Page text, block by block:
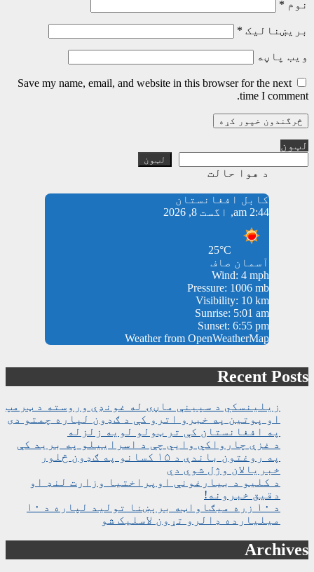
نوم *
بریښنالیک *
ویب پاڼه
Save my name, email, and website in this browser for the next
time I comment.
لټون
لټون
د هوا حالت
کابل افغانستان
2:44 am, اگست 8, 2026
25°C
آسمان صاف
Wind: 4 mph
Pressure: 1006 mb
Visibility: 10 km
Sunrise: 5:01 am
Sunset: 6:55 pm
Weather from OpenWeatherMap
Recent Posts
زیلینسکي د سپینې ماڼۍ له غونډې وروسته د ټرمپ
او پوتین په خبرو اترو کې د ګډون لپاره چمتو دی
په افغانستان کې تر ټولو لویه زلزله
د غزې چارواکي وايي چې د اسراییلو په برید کې
په روغتون باندې د ۱۵ کسانو په ګډون څلور
خبریالان وژل شوي دي
د کلیو د بیارغونې اوپراختیا وزارت لنډ او
دقیق خبرونه!
د ۱۰ زره میګاواټه برېښنا تولید لپاره د ۱۰
میلیارده ډالرو تړون لاسلیک شو
Archives